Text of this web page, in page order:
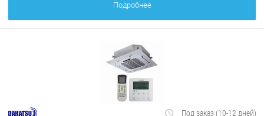
Подробнее
Под заказ (10-12 дней)